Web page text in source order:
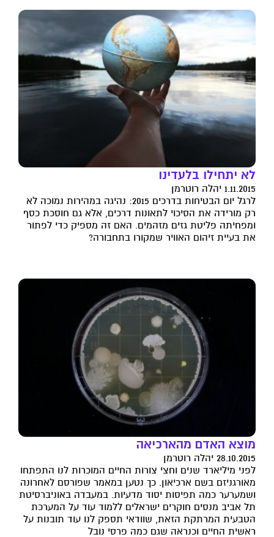
לא יתחילו בלעדינו
1.11.2015 יהלה רוטרמן
לרגל יום הבטיחות בדרכים 2015: נהיגה במהירות נמוכה לא
רק מורידה את הסיכוי לתאונות דרכים, אלא גם חוסכת כסף
ומפחיתה פליטת גזים מזהמים. האם זה מספיק כדי לפתור
את בעיית זיהום האוויר שמקורו בתחבורה?
מוצא האדם מהארכיאה
28.10.2015 יהלה רוטרמן
לפני מיליארד שנים וחצי צורות החיים המוכרות לנו התפתחו
מאורגניזם בשם ארכיאון. כך נטען במאמר שפורסם לאחרונה
ושמערער כמה תפיסות יסוד מדעיות. במעבדה באוניברסיטת
תל אביב מנסים חוקרים ישראלים ללמוד עוד על המערכת
הטבעית המרתקת הזאת, שוודאי תספק לנו עוד תובנות על
ראשית החיים וכנראה שגם כמה פרסי נובל